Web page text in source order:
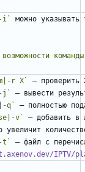
i`
можно
r X`
j`
q`
v` — добавить в
t`
— файл с
IPTV/